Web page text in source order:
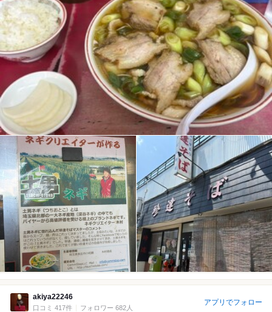
akiya22246
口コミ 417件 フォロワー 682人
アプリでフォロー